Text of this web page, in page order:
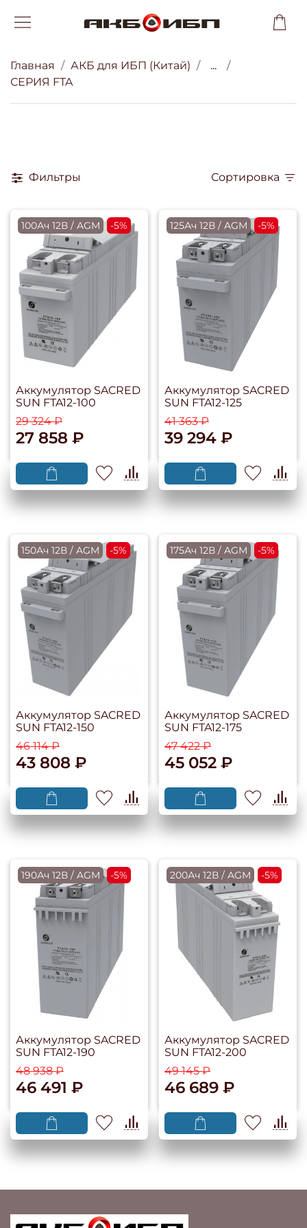
Главная АКБ для ИБП (Китай)
...
СЕРИЯ FTA
Фильтры Сортировка
100Ач 12В / AGM -5%
Аккумулятор SACRED
SUN FTA12-100
29 324 ₽
27 858 ₽
125Ач 12В / AGM -5%
Аккумулятор SACRED
SUN FTA12-125
41 363 ₽
39 294 ₽
150Ач 12В / AGM -5%
Аккумулятор SACRED
SUN FTA12-150
46 114 ₽
43 808 ₽
175Ач 12В / AGM -5%
Аккумулятор SACRED
SUN FTA12-175
47 422 ₽
45 052 ₽
190Ач 12В / AGM -5%
Аккумулятор SACRED
SUN FTA12-190
48 938 ₽
46 491 ₽
200Ач 12В / AGM -5%
Аккумулятор SACRED
SUN FTA12-200
49 145 ₽
46 689 ₽